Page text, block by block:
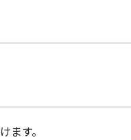
す。